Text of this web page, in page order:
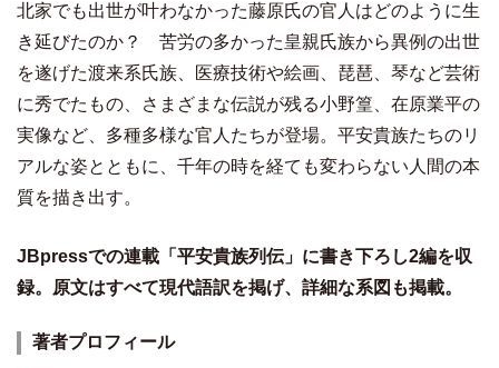
北家でも出世が叶わなかった藤原氏の官人はどのように生
き延びたのか？ 苦労の多かった皇親氏族から異例の出世
を遂げた渡来系氏族、医療技術や絵画、琵琶、琴など芸術
に秀でたもの、さまざまな伝説が残る小野篁、在原業平の
実像など、多種多様な官人たちが登場。平安貴族たちのリ
アルな姿とともに、千年の時を経ても変わらない人間の本
質を描き出す。
JBpressでの連載「平安貴族列伝」に書き下ろし2編を収
録。原文はすべて現代語訳を掲げ、詳細な系図も掲載。
著者プロフィール